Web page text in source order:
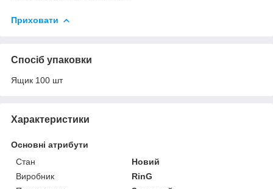
Приховати
Спосіб упаковки
Ящик 100 шт
Характеристики
Основні атрибути
Стан
Новий
Виробник
RinG